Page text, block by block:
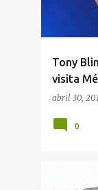
Tony
visita
abril 30,
0